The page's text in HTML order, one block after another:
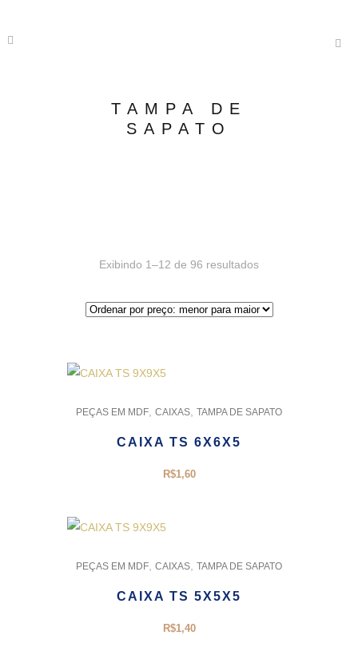
TAMPA DE
SAPATO
Exibindo 1–12 de 96 resultados
PEÇAS EM MDF CAIXAS TAMPA DE SAPATO
CAIXA TS 6X6X5
R$1,60
PEÇAS EM MDF CAIXAS TAMPA DE SAPATO
CAIXA TS 5X5X5
R$1,40